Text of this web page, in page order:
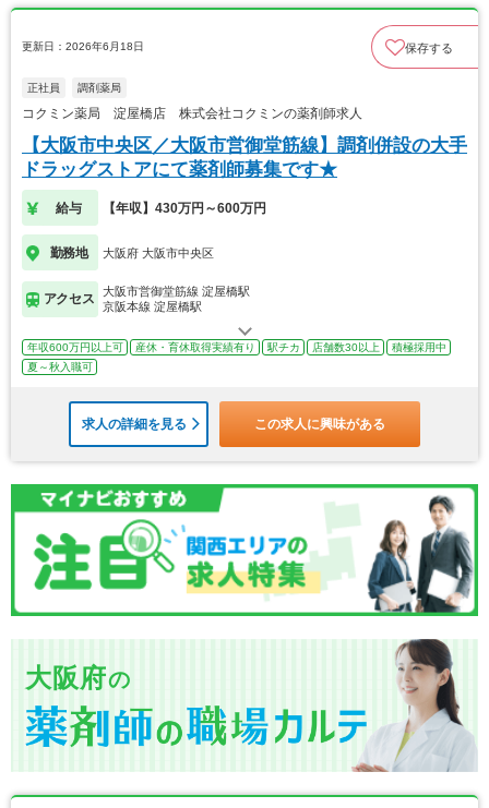
更新日：2026年6月18日 保存する
正社員 調剤薬局
コクミン薬局 淀屋橋店 株式会社コクミンの薬剤師求人
【大阪市中央区／大阪市営御堂筋線】調剤併設の大手
ドラッグストアにて薬剤師募集です★
給与 【年収】430万円～600万円
勤務地 大阪府 大阪市中央区
アクセス
大阪市営御堂筋線 淀屋橋駅
京阪本線 淀屋橋駅
年収600万円以上可 産休・育休取得実績有り 駅チカ 店舗数30以上
積極採用中
夏～秋入職可
求人の詳細を見る この求人に興味がある
大阪府の